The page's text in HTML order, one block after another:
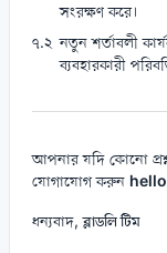
সংরক্ষণ করে।
নতুন শর্তাবলী
ব্যবহারকারী
আপনার যদি কোনো
যোগাযোগ করুন
ধন্যবাদ,ব্লাডলি টিম